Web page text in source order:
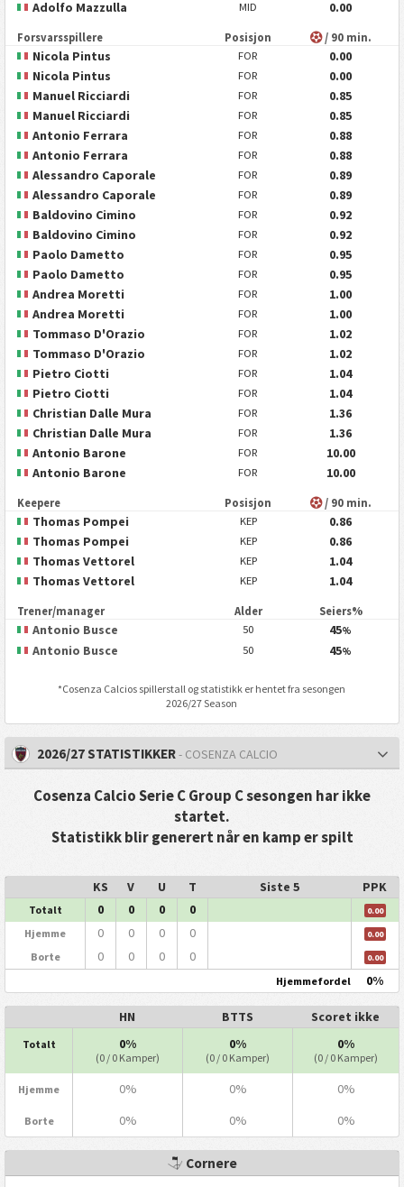
Adolfo Mazzulla MID 0.00
Forsvarsspillere Posisjon / 90 min.
Nicola Pintus FOR
0.00
Nicola Pintus
FOR
0.00
Manuel Ricciardi
FOR
0.85
Manuel Ricciardi
FOR
0.85
Antonio Ferrara
FOR
0.88
Antonio Ferrara
FOR
0.88
Alessandro Caporale
FOR
0.89
Alessandro Caporale
FOR
0.89
Baldovino Cimino
FOR
0.92
Baldovino Cimino
FOR
0.92
Paolo Dametto
FOR
0.95
Paolo Dametto
FOR
0.95
Andrea Moretti
FOR
1.00
Andrea Moretti
FOR
1.00
Tommaso D'Orazio
FOR
1.02
Tommaso D'Orazio
FOR
1.02
Pietro Ciotti
FOR
1.04
Pietro Ciotti
FOR
1.04
Christian Dalle Mura
FOR
1.36
Christian Dalle Mura
FOR
1.36
Antonio Barone
FOR
10.00
Antonio Barone
FOR 10.00
Keepere Posisjon / 90 min.
Thomas Pompei KEP
0.86
Thomas Pompei
KEP
0.86
Thomas Vettorel
KEP
1.04
Thomas Vettorel
KEP 1.04
Trener/manager Alder Seiers%
Antonio Busce 50 45%
Antonio Busce 50 45%
*Cosenza Calcios spillerstall og statistikk er hentet fra sesongen
2026/27 Season
2026/27 STATISTIKKER- COSENZA CALCIO
Cosenza Calcio Serie C Group C sesongen har ikke
startet.
Statistikk blir generert når en kamp er spilt
KS V U T Siste 5 PPK
Totalt 0 0 0 0 0.00
Hjemme 0 0 0 0 0.00
Borte 0 0 0 0 0.00
Hjemmefordel 0%
HN BTTS Scoret ikke
Totalt 0%
(0 / 0 Kamper)
0%
(0 / 0 Kamper)
0%
(0 / 0 Kamper)
Hjemme 0% 0% 0%
Borte 0% 0% 0%
Cornere